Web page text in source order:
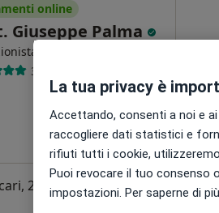
online
Giuseppe Palma
33 recensioni
26, Velletri Mappa
La tua privacy è
Accettando, consenti a noi e
raccogliere dati statistici e
rifiuti tutti i cookie,
Puoi revocare il tuo consenso
impostazioni. Per saperne di